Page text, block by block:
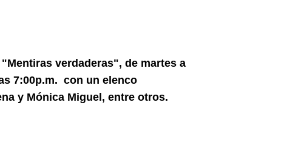
verdaderas", de martes a
7:00p.m. con un elenco
y Mónica Miguel, entre otros.